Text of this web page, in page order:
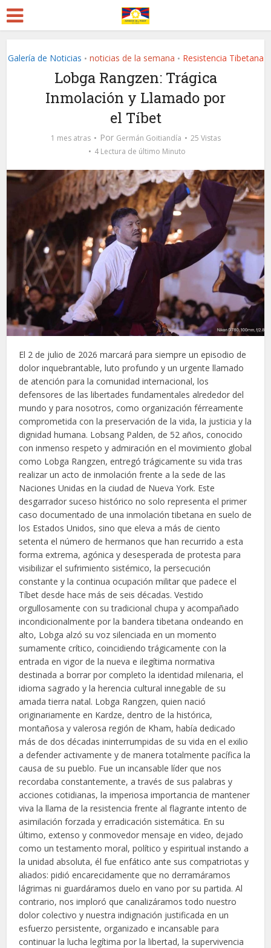
Galería de Noticias • noticias de la semana • Resistencia Tibetana
Lobga Rangzen: Trágica
Inmolación y Llamado por
el Tíbet
1 mes atras Por Germán Goitiandía
25 Vistas
4 Lectura de último Minuto
El 2 de julio de 2026 marcará para siempre un episodio de
dolor inquebrantable, luto profundo y un urgente llamado
de atención para la comunidad internacional, los
defensores de las libertades fundamentales alrededor del
mundo y para nosotros, como organización férreamente
comprometida con la preservación de la vida, la justicia y la
dignidad humana. Lobsang Palden, de 52 años, conocido
con inmenso respeto y admiración en el movimiento global
como Lobga Rangzen, entregó trágicamente su vida tras
realizar un acto de inmolación frente a la sede de las
Naciones Unidas en la ciudad de Nueva York. Este
desgarrador suceso histórico no solo representa el primer
caso documentado de una inmolación tibetana en suelo de
los Estados Unidos, sino que eleva a más de ciento
setenta el número de hermanos que han recurrido a esta
forma extrema, agónica y desesperada de protesta para
visibilizar el sufrimiento sistémico, la persecución
constante y la continua ocupación militar que padece el
Tíbet desde hace más de seis décadas. Vestido
orgullosamente con su tradicional chupa y acompañado
incondicionalmente por la bandera tibetana ondeando en
alto, Lobga alzó su voz silenciada en un momento
sumamente crítico, coincidiendo trágicamente con la
entrada en vigor de la nueva e ilegítima normativa
destinada a borrar por completo la identidad milenaria, el
idioma sagrado y la herencia cultural innegable de su
amada tierra natal. Lobga Rangzen, quien nació
originariamente en Kardze, dentro de la histórica,
montañosa y valerosa región de Kham, había dedicado
más de dos décadas ininterrumpidas de su vida en el exilio
a defender activamente y de manera totalmente pacífica la
causa de su pueblo. Fue un incansable líder que nos
recordaba constantemente, a través de sus palabras y
acciones cotidianas, la imperiosa importancia de mantener
viva la llama de la resistencia frente al flagrante intento de
asimilación forzada y erradicación sistemática. En su
último, extenso y conmovedor mensaje en video, dejado
como un testamento moral, político y espiritual instando a
la unidad absoluta, él fue enfático ante sus compatriotas y
aliados: pidió encarecidamente que no derramáramos
lágrimas ni guardáramos duelo en vano por su partida. Al
contrario, nos imploró que canalizáramos todo nuestro
dolor colectivo y nuestra indignación justificada en un
esfuerzo persistente, organizado e incansable para
continuar la lucha legítima por la libertad, la supervivencia